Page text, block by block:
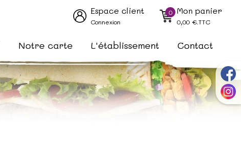
Espace client
Connexion
0 Mon panier
0,00 €.TTC
Notre carte L'établissement Contact